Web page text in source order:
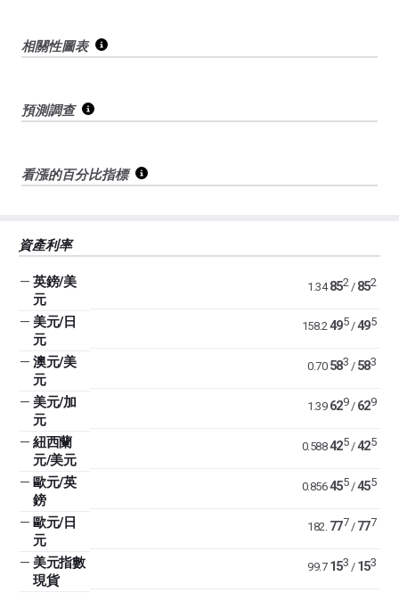
相關性圖表
預測調查
看漲的百分比指標
資產利率
— 英鎊/美
元
1.34 852/ 852
— 美元/日
元
158.2 495/495
— 澳元/美
元
0.70 583 / 583
— 美元/加
元
1.39 629/ 629
— 紐西蘭
元/美元
0.588 425/425
— 歐元/英
鎊
0.856 455/455
— 歐元/日
元
182. 777 / 777
— 美元指數
現貨
99.7 153 / 153